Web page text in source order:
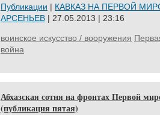
Публикации | КАВКАЗ НА ПЕРВОЙ
АРСЕНЬЕВ | 27.05.2013 | 23:16
воинское искусство / вооружения
война
Абхазская сотня на фронтах Первой
(публикация пятая)